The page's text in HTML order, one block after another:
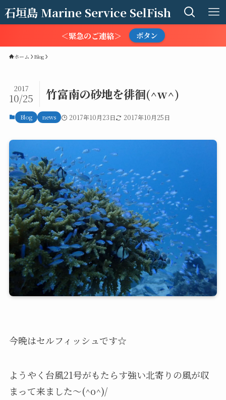
石垣島 Marine Service SelFish
＜緊急のご連絡＞ ボタン
ホーム Blog
竹富南の砂地を徘徊(^w^)
2017
10/25
Blog news 2017年10月23日 2017年10月25日
今晩はセルフィッシュです☆
ようやく台風21号がもたらす強い北寄りの風が収
まって来ました～(^o^)/